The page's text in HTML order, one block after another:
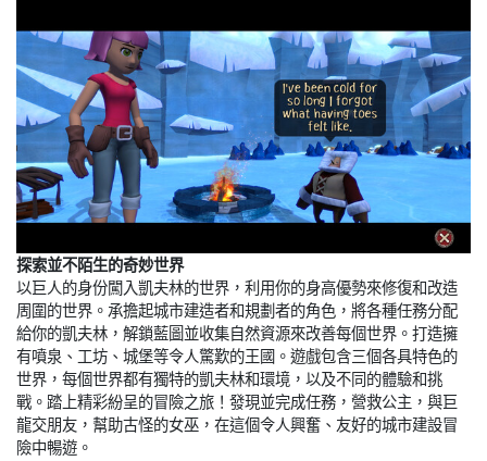
探索並不陌生的奇妙世界
以巨人的身份闖入凱夫林的世界，利用你的身高優勢來修復和改造
周圍的世界。承擔起城市建造者和規劃者的角色，將各種任務分配
給你的凱夫林，解鎖藍圖並收集自然資源來改善每個世界。打造擁
有噴泉、工坊、城堡等令人驚歎的王國。遊戲包含三個各具特色的
世界，每個世界都有獨特的凱夫林和環境，以及不同的體驗和挑
戰。踏上精彩紛呈的冒險之旅！發現並完成任務，營救公主，與巨
龍交朋友，幫助古怪的女巫，在這個令人興奮、友好的城市建設冒
險中暢遊。